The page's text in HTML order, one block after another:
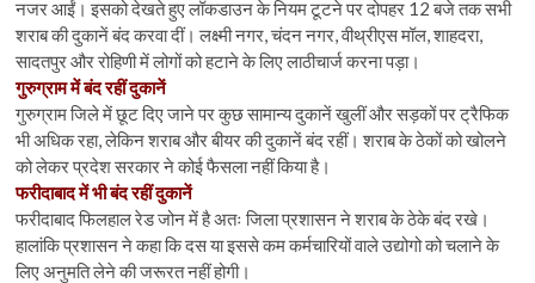
नजर आईं। इसको देखते हुए लॉकडाउन के नियम टूटने पर दोपहर 12 बजे तक सभी
शराब की दुकानें बंद करवा दीं। लक्ष्मी नगर, चंदन नगर, वीथ्रीएस मॉल, शाहदरा,
सादतपुर और रोहिणी में लोगों को हटाने के लिए लाठीचार्ज करना पड़ा।
गुरुग्राम में बंद रहीं दुकानें
गुरुग्राम जिले में छूट दिए जाने पर कुछ सामान्य दुकानें खुलीं और सड़कों पर ट्रैफिक
भी अधिक रहा, लेकिन शराब और बीयर की दुकानें बंद रहीं। शराब के ठेकों को खोलने
को लेकर प्रदेश सरकार ने कोई फैसला नहीं किया है।
फरीदाबाद में भी बंद रहीं दुकानें
फरीदाबाद फिलहाल रेड जोन में है अतः जिला प्रशासन ने शराब के ठेके बंद रखे।
हालांकि प्रशासन ने कहा कि दस या इससे कम कर्मचारियों वाले उद्योगो को चलाने के
लिए अनुमति लेने की जरूरत नहीं होगी।